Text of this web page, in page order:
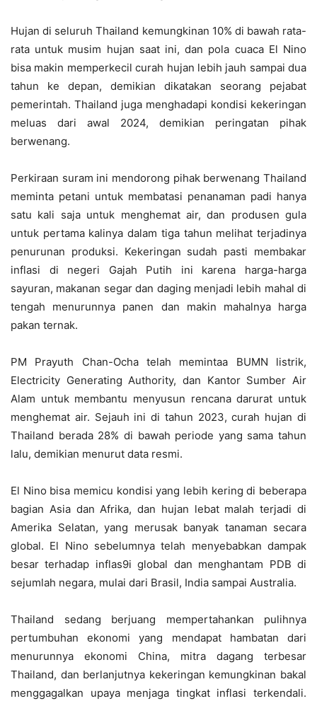
Hujan di seluruh Thailand kemungkinan 10% di bawah rata-
rata untuk musim hujan saat ini, dan pola cuaca El Nino
bisa makin memperkecil curah hujan lebih jauh sampai dua
tahun ke depan, demikian dikatakan seorang pejabat
pemerintah. Thailand juga menghadapi kondisi kekeringan
meluas dari awal 2024, demikian peringatan pihak
berwenang.
Perkiraan suram ini mendorong pihak berwenang Thailand
meminta petani untuk membatasi penanaman padi hanya
satu kali saja untuk menghemat air, dan produsen gula
untuk pertama kalinya dalam tiga tahun melihat terjadinya
penurunan produksi. Kekeringan sudah pasti membakar
inflasi di negeri Gajah Putih ini karena harga-harga
sayuran, makanan segar dan daging menjadi lebih mahal di
tengah menurunnya panen dan makin mahalnya harga
pakan ternak.
PM Prayuth Chan-Ocha telah memintaa BUMN listrik,
Electricity Generating Authority, dan Kantor Sumber Air
Alam untuk membantu menyusun rencana darurat untuk
menghemat air. Sejauh ini di tahun 2023, curah hujan di
Thailand berada 28% di bawah periode yang sama tahun
lalu, demikian menurut data resmi.
El Nino bisa memicu kondisi yang lebih kering di beberapa
bagian Asia dan Afrika, dan hujan lebat malah terjadi di
Amerika Selatan, yang merusak banyak tanaman secara
global. El Nino sebelumnya telah menyebabkan dampak
besar terhadap inflas9i global dan menghantam PDB di
sejumlah negara, mulai dari Brasil, India sampai Australia.
Thailand sedang berjuang mempertahankan pulihnya
pertumbuhan ekonomi yang mendapat hambatan dari
menurunnya ekonomi China, mitra dagang terbesar
Thailand, dan berlanjutnya kekeringan kemungkinan bakal
menggagalkan upaya menjaga tingkat inflasi terkendali.